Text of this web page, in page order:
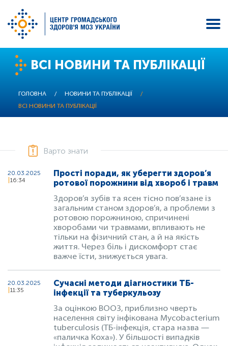
Перейти
вмісту
ВСІ НОВИНИ ТА ПУБЛІКАЦІЇ
ГОЛОВНА / НОВИНИ ТА ПУБЛІКАЦІЇ
/
ВСІ НОВИНИ ТА ПУБЛІКАЦІЇ
Варто знати
20.03.2025
16:34
Прості поради, як уберегти здоров’я
ротової порожнини від хвороб і травм
Здоров’я зубів та ясен тісно пов’язане із
загальним станом здоров’я, а проблеми з
ротовою порожниною, спричинені
хворобами чи травмами, впливають не
тільки на фізичний стан, а й на якість
життя. Через біль і дискомфорт стає
важче їсти, знижується увага.
20.03.2025
11:35
Сучасні методи діагностики ТБ-
інфекції та туберкульозу
За оцінкою ВООЗ, приблизно чверть
населення світу інфікована Mycobacterium
tuberculosis (ТБ-інфекція, стара назва —
«паличка Коха»). У більшості випадків